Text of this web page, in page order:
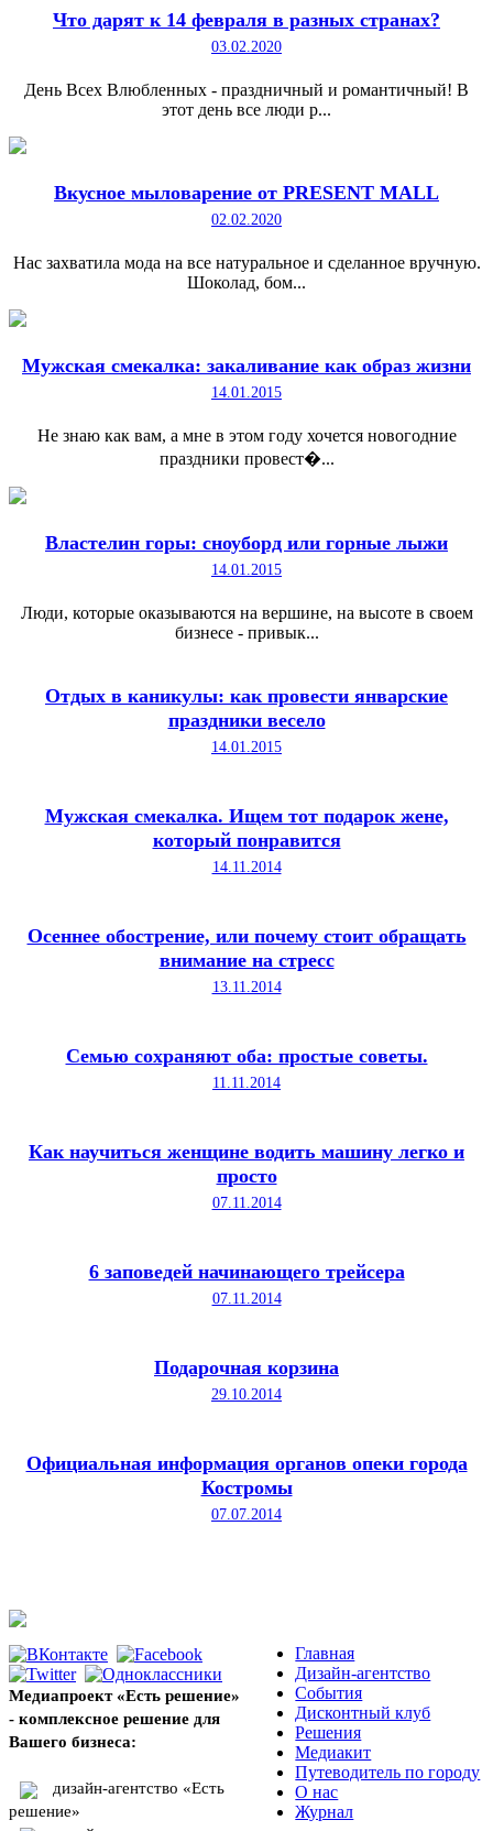
Что дарят к 14 февраля в разных странах?
03.02.2020
День Всех Влюбленных - праздничный и романтичный! В
этот день все люди р...
Вкусное мыловарение от PRESENT MALL
02.02.2020
Нас захватила мода на все натуральное и сделанное вручную.
Шоколад, бом...
Мужская смекалка: закаливание как образ жизни
14.01.2015
Не знаю как вам, а мне в этом году хочется новогодние
праздники провест�...
Властелин горы: сноуборд или горные лыжи
14.01.2015
Люди, которые оказываются на вершине, на высоте в своем
бизнесе - привык...
Отдых в каникулы: как провести январские
праздники весело
14.01.2015
Мужская смекалка. Ищем тот подарок жене,
который понравится
14.11.2014
Осеннее обострение, или почему стоит обращать
внимание на стресс
13.11.2014
Семью сохраняют оба: простые советы.
11.11.2014
Как научиться женщине водить машину легко и
просто
07.11.2014
6 заповедей начинающего трейсера
07.11.2014
Подарочная корзина
29.10.2014
Официальная информация органов опеки города
Костромы
07.07.2014
Медиапроект «Есть решение»
- комплексное решение для
Вашего бизнеса:
дизайн-агентство «Есть
решение»
Главная
Дизайн-агентство
События
Дисконтный клуб
Решения
Медиакит
Путеводитель по городу
О нас
Журнал